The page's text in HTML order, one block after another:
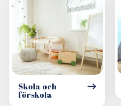
Skola och
förskola